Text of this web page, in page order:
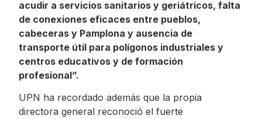
acudir a servicios sanitarios y geriátricos, falta
de conexiones eficaces entre pueblos,
cabeceras y Pamplona y ausencia de
transporte útil para polígonos industriales y
centros educativos y de formación
profesional”.
UPN ha recordado además que la propia
directora general reconoció el fuerte